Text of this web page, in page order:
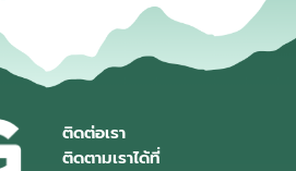
ติดต่อเรา
ติดตามเราได้ที่